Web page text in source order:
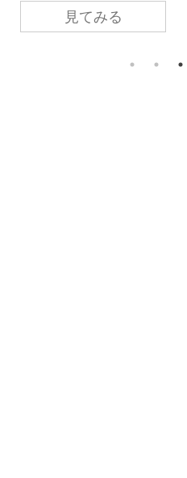
味しい点心飲茶が食べた
い！本記事では、ホーチ
星ホテル内にある広東料
見てみる